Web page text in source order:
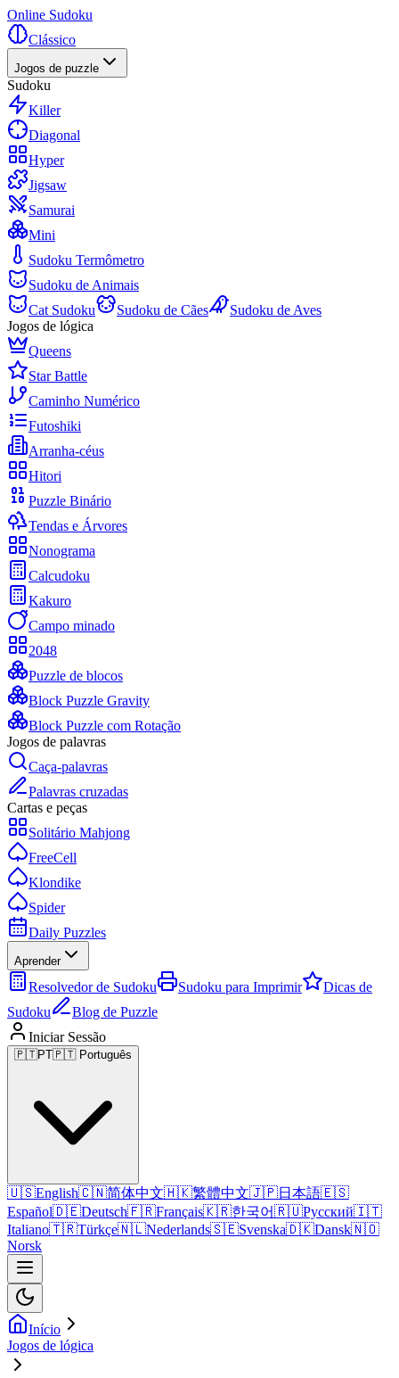
Online Sudoku
Clássico
Jogos de puzzle
Sudoku
Killer
Diagonal
Hyper
Jigsaw
Samurai
Mini
Sudoku Termômetro
Sudoku de Animais
Cat Sudoku
Sudoku de Cães
Sudoku de Aves
Jogos de lógica
Queens
Star Battle
Caminho Numérico
Futoshiki
Arranha-céus
Hitori
Puzzle Binário
Tendas e Árvores
Nonograma
Calcudoku
Kakuro
Campo minado
2048
Puzzle de blocos
Block Puzzle Gravity
Block Puzzle com Rotação
Jogos de palavras
Caça-palavras
Palavras cruzadas
Cartas e peças
Solitário Mahjong
FreeCell
Klondike
Spider
Daily Puzzles
Aprender
Resolvedor de Sudoku Sudoku para Imprimir
Dicas de
Sudoku
Blog de Puzzle
Iniciar Sessão
🇵🇹PT🇵🇹 Português
🇺🇸English🇨🇳简体中文🇭🇰繁體中文🇯🇵日本語🇪🇸
Español🇩🇪Deutsch🇫🇷Français🇰🇷한국어🇷🇺Русский🇮🇹
Italiano🇹🇷Türkçe🇳🇱Nederlands🇸🇪Svenska🇩🇰Dansk🇳🇴
Norsk
Início
Jogos de lógica